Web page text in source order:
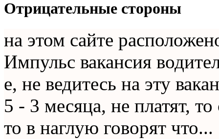
Отрицательные стороны
на этом сайте
Импульс вакансия
е, не ведитесь на эту
5 - 3 месяца, не платят, то
то в наглую говорят что...